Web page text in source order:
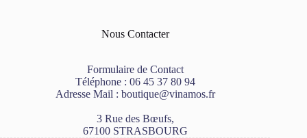
Nous Contacter
Formulaire de Contact
Téléphone : 06 45 37 80 94
Adresse Mail : boutique@vinamos.fr
3 Rue des Bœufs,
67100 STRASBOURG